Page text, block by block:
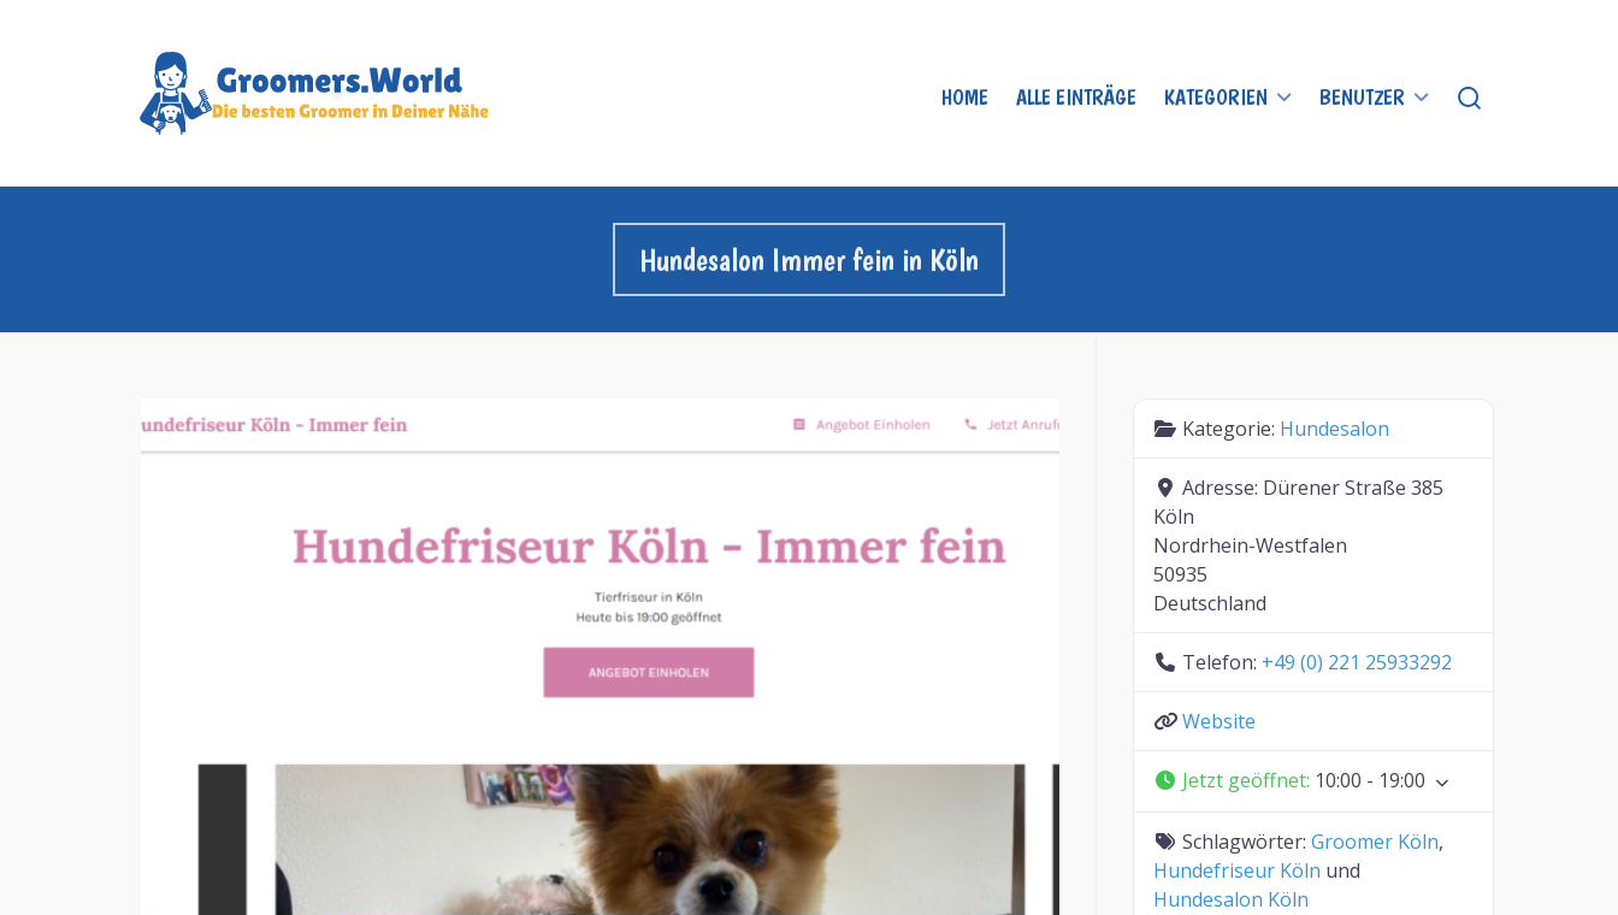
HOME ALLE EINTRÄGE KATEGORIEN BENUTZER
Hundesalon Immer fein in Köln
Kategorie: Hundesalon
Adresse: Dürener Straße 385
Köln
Nordrhein-Westfalen
50935
Deutschland
Telefon: +49 (0) 221 25933292
Website
Jetzt geöffnet: 10:00 - 19:00
Schlagwörter:Groomer Köln,
Hundefriseur Köln und
Hundesalon Köln